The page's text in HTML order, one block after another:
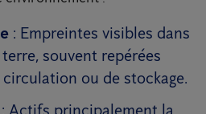
: Empreintes visibles dans
souvent repérées
ou de stockage.